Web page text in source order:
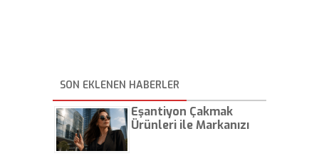
SON EKLENEN HABERLER
Eşantiyon Çakmak
Ürünleri ile Markanızı